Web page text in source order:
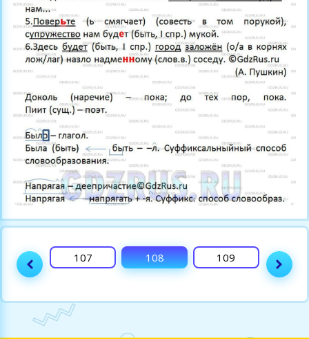
106 107 108 109 110